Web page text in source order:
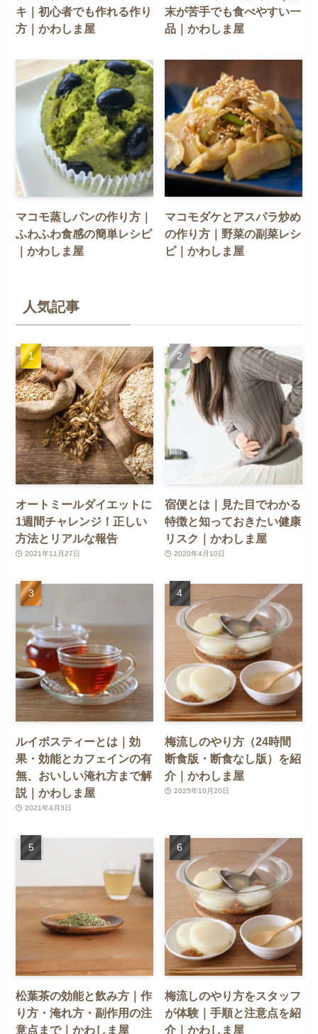
キ｜初心者でも作れる作り
方｜かわしま屋
末が苦手でも食べやすい一
品｜かわしま屋
マコモ蒸しパンの作り方｜
ふわふわ食感の簡単レシピ
｜かわしま屋
マコモダケとアスパラ炒め
の作り方｜野菜の副菜レシ
ピ｜かわしま屋
人気記事
オートミールダイエットに
1週間チャレンジ！正しい
方法とリアルな報告
2021年11月27日
宿便とは｜見た目でわかる
特徴と知っておきたい健康
リスク｜かわしま屋
2020年4月10日
ルイボスティーとは｜効
果・効能とカフェインの有
無、おいしい淹れ方まで解
説｜かわしま屋
2021年4月3日
梅流しのやり方（24時間
断食版・断食なし版）を紹
介｜かわしま屋
2025年10月20日
松葉茶の効能と飲み方｜作
り方・淹れ方・副作用の注
意点まで｜かわしま屋
梅流しのやり方をスタッフ
が体験｜手順と注意点を紹
介｜かわしま屋